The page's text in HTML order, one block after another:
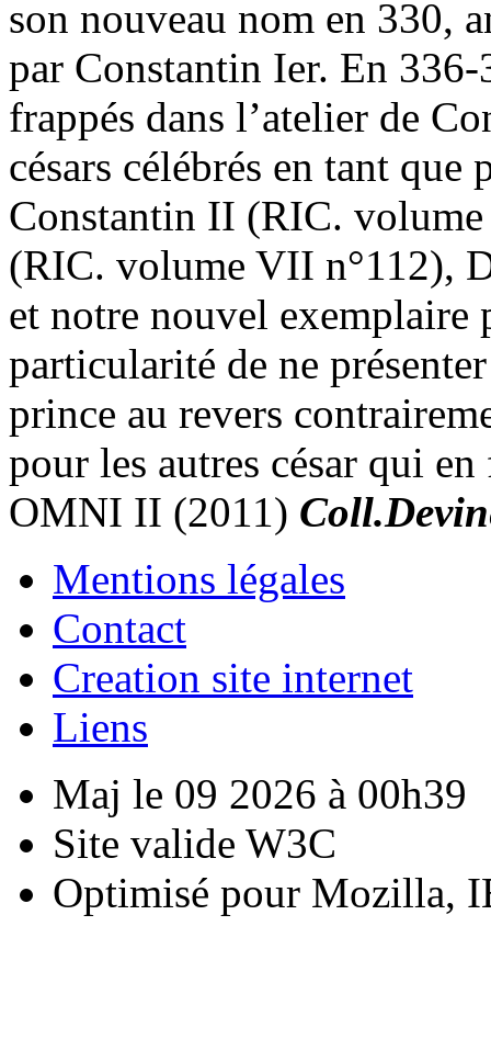
son nouveau nom en 330,
par Constantin Ier. En
frappés dans l’atelier de
césars célébrés en tant que
Constantin II (RIC.
(RIC. volume VII n°112),
et notre nouvel exemplaire
particularité de ne
prince au revers
pour les autres césar qui
OMNI II (2011)
Mentions légales
Contact
Creation site internet
Liens
Maj le 09 2026 à 00h39
Site valide W3C
Optimisé pour Mozilla,